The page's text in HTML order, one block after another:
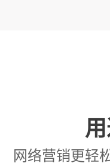
网络营销更轻